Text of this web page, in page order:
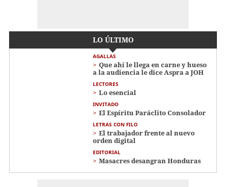
LO ÚLTIMO
AGALLAS
Que ahí le llega en carne y hueso
a la audiencia le dice Aspra a JOH
LECTORES
Lo esencial
INVITADO
El Espíritu Paráclito Consolador
LETRAS CON FILO
El trabajador frente al nuevo
orden digital
EDITORIAL
Masacres desangran Honduras